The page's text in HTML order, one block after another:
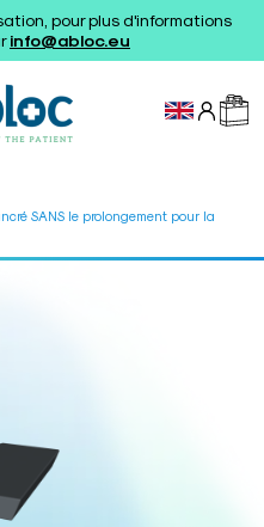
pour plus d'informations
info@abloc.eu
SANS le prolongement pour la